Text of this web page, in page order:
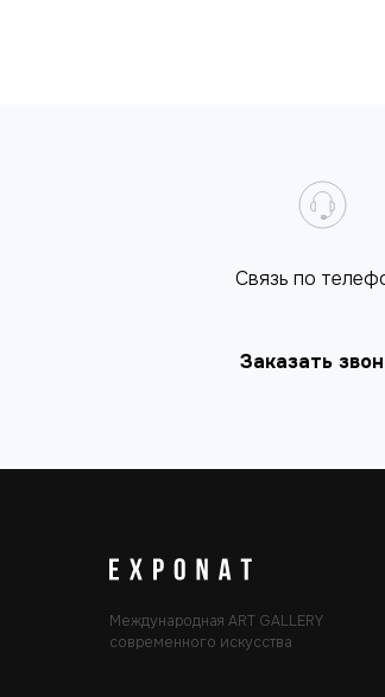
Cвязь по
Заказать
Международная ART GALLERY
современного искусства